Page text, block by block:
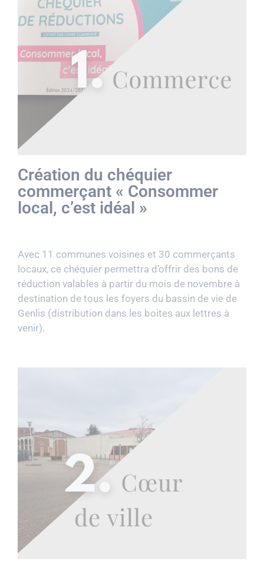
Création du chéquier
commerçant « Consommer
local, c’est idéal »
Avec 11 communes voisines et 30 commerçants
locaux, ce chéquier permettra d’offrir des bons de
réduction valables à partir du mois de novembre à
destination de tous les foyers du bassin de vie de
Genlis (distribution dans les boites aux lettres à
venir).